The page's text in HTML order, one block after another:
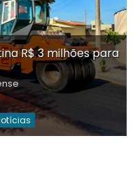
R$ 3 milhões para